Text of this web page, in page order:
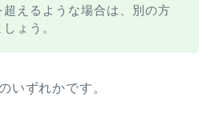
超えるような場合は、別の方
ょう。
いずれかです。